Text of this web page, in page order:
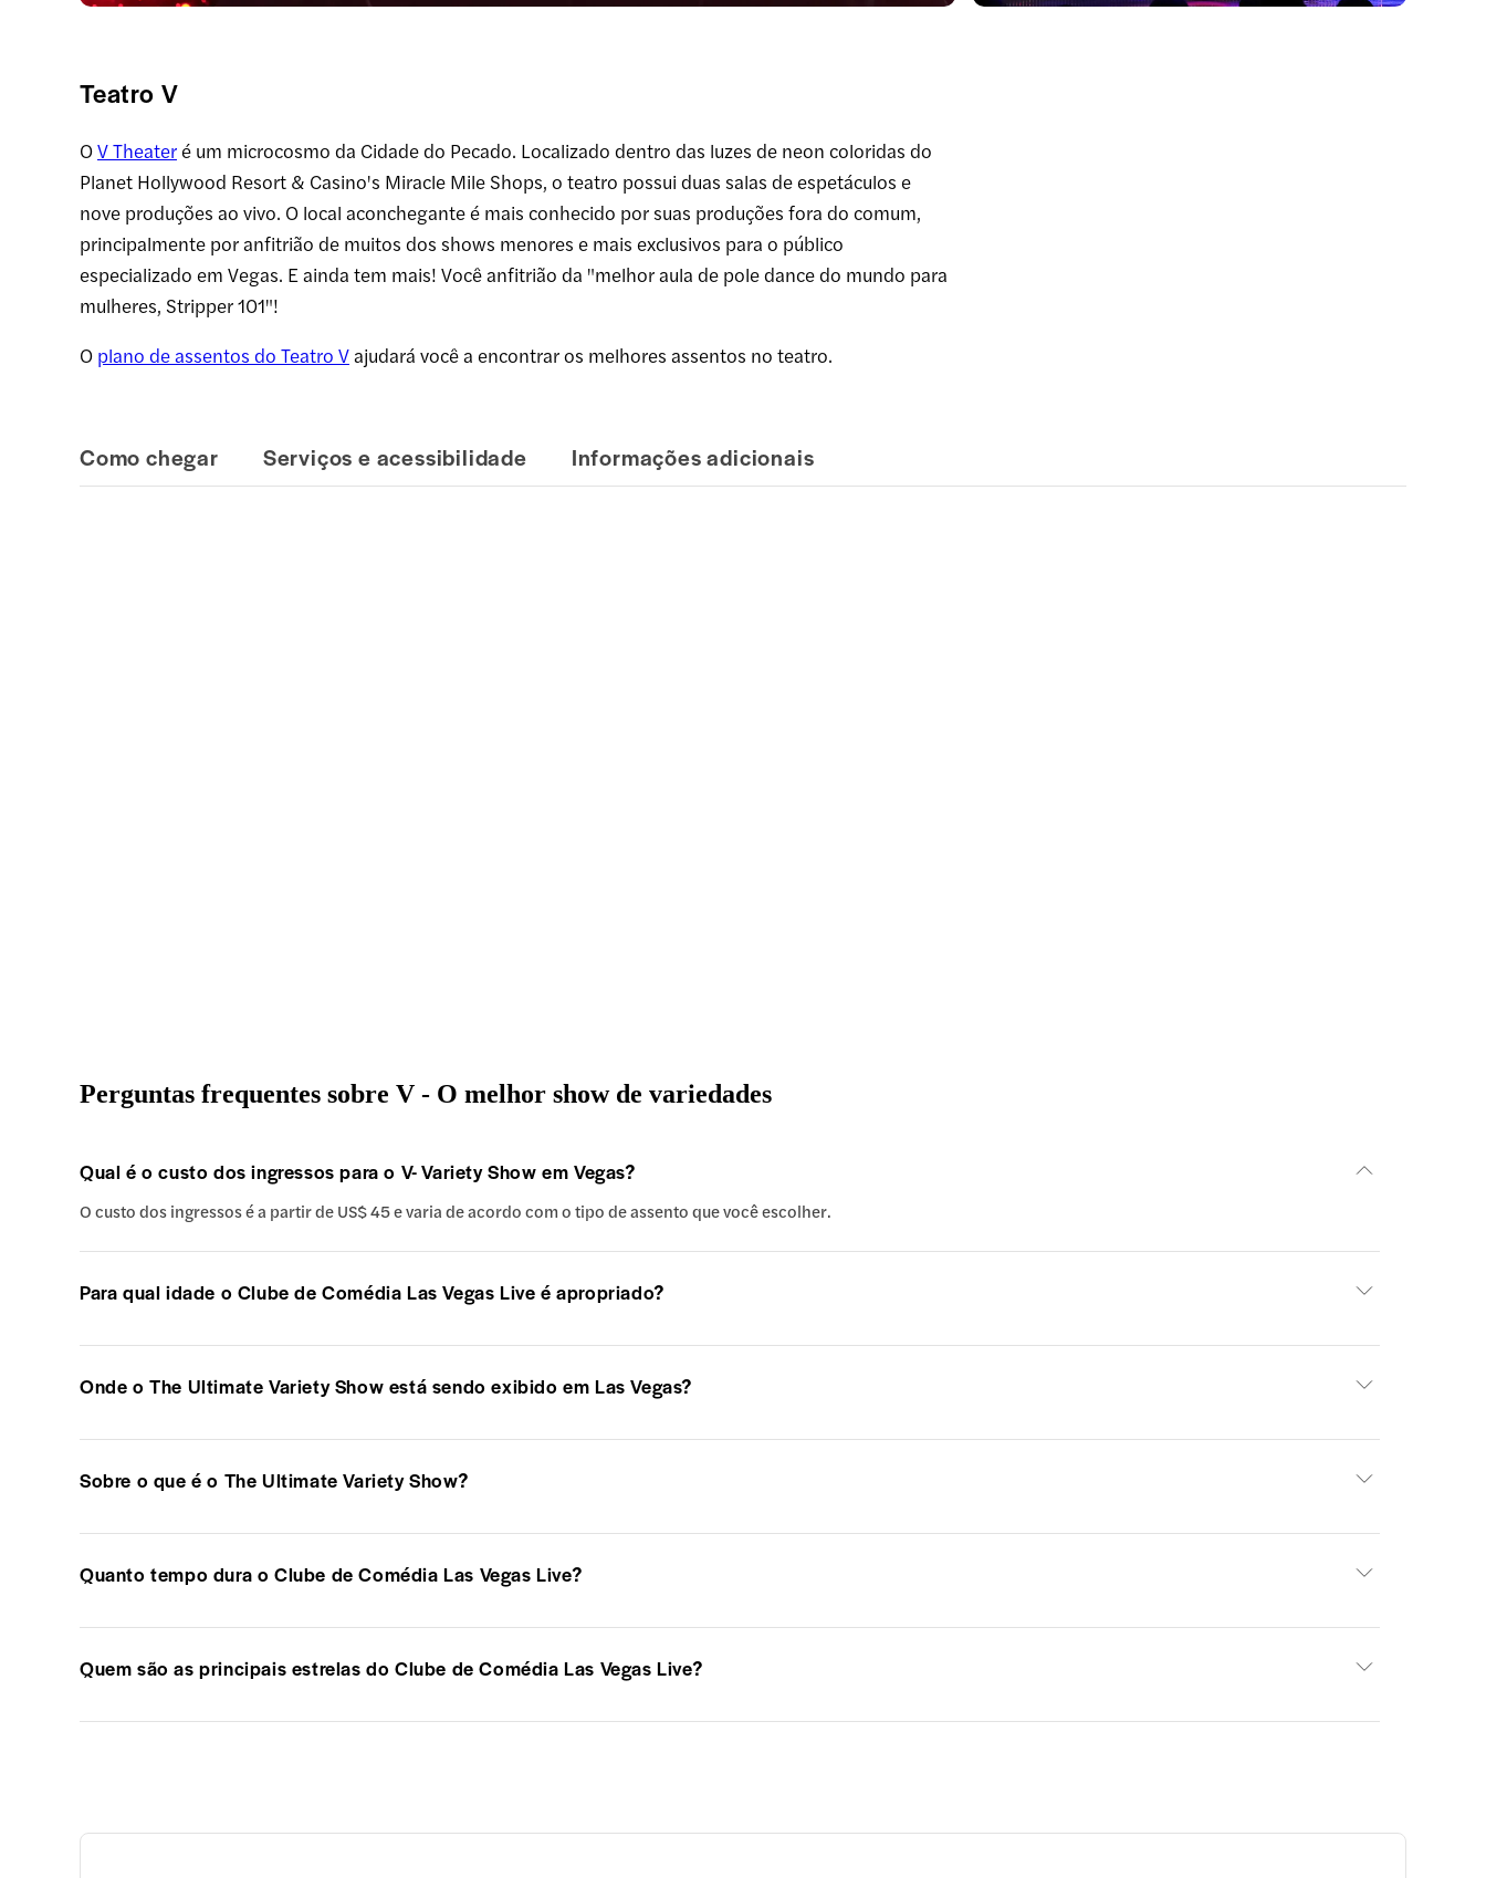
Teatro V
OV Theateré um microcosmo da Cidade do Pecado. Localizado dentro das luzes de neon coloridas do
Planet Hollywood Resort & Casino's Miracle Mile Shops, o teatro possui duas salas de espetáculos e
nove produções ao vivo. O local aconchegante é mais conhecido por suas produções fora do comum,
principalmente por anfitrião de muitos dos shows menores e mais exclusivos para o público
especializado em Vegas. E ainda tem mais! Você anfitrião da "melhor aula de pole dance do mundo para
mulheres, Stripper 101"!
O plano de assentos do Teatro Vajudará você a encontrar os melhores assentos no teatro.
Como chegar Serviços e acessibilidade Informações adicionais
Perguntas frequentes sobre V - O melhor show de variedades
Qual é o custo dos ingressos para o V- Variety Show em Vegas?
O custo dos ingressos é a partir de US$ 45 e varia de acordo com o tipo de assento que você escolher.
Para qual idade o Clube de Comédia Las Vegas Live é apropriado?
Onde o The Ultimate Variety Show está sendo exibido em Las Vegas?
Sobre o que é o The Ultimate Variety Show?
Quanto tempo dura o Clube de Comédia Las Vegas Live?
Quem são as principais estrelas do Clube de Comédia Las Vegas Live?